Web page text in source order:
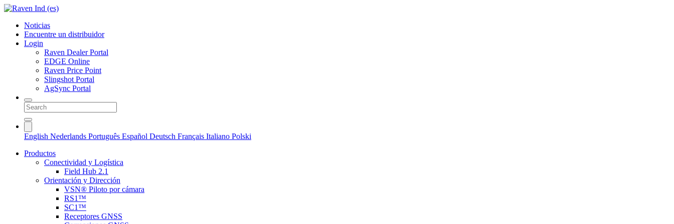
Noticias
Encuentre un distribuidor
Login
Raven Dealer Portal
EDGE Online
Raven Price Point
Slingshot Portal
AgSync Portal
English Nederlands Português Español Deutsch Français Italiano Polski
Productos
Conectividad y Logística
Field Hub 2.1
Orientación y Dirección
VSN® Piloto por cámara
RS1™
SC1™
Receptores GNSS